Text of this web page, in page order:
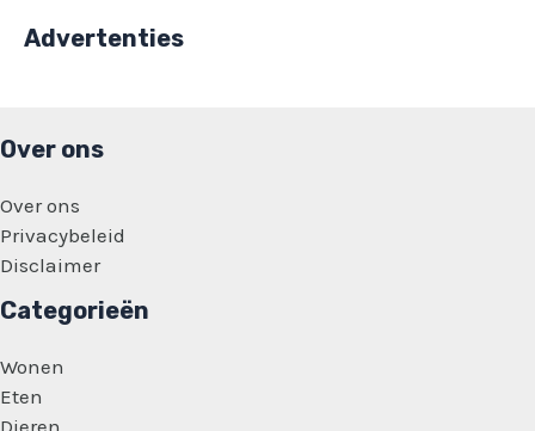
Advertenties
Over ons
Over ons
Privacybeleid
Disclaimer
Categorieën
Wonen
Eten
Dieren